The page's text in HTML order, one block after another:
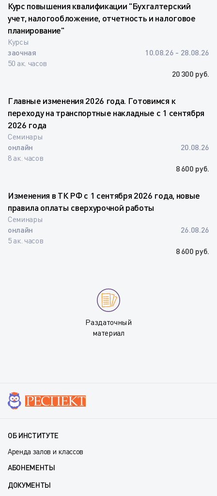
Курс повышения квалификации "Бухгалтерский
учет, налогообложение, отчетность и налоговое
планирование"
Курсы
заочная
50 ак. часов
10.08.26 - 28.08.26
20 300 руб.
Главные изменения 2026 года. Готовимся к
переходу на транспортные накладные с 1 сентября
2026 года
Семинары
онлайн
8 ак. часов
20.08.26
8 600 руб.
Изменения в ТК РФ с 1 сентября 2026 года, новые
правила оплаты сверхурочной работы
Семинары
онлайн
5 ак. часов
26.08.26
8 600 руб.
Раздаточный
материал
ОБ ИНСТИТУТЕ
Аренда залов и классов
АБОНЕМЕНТЫ
ДОКУМЕНТЫ